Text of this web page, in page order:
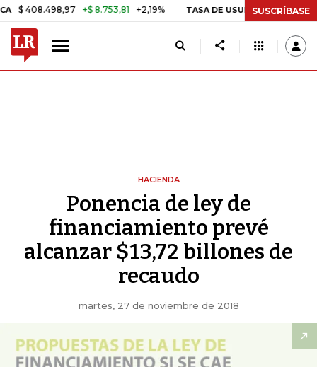
+$ 8.753,81 +2,19% TASA DE USURA CRÉDITO CONSUMO
SUSCRÍBASE
HACIENDA
Ponencia de ley de
financiamiento prevé
alcanzar $13,72 billones de
recaudo
martes, 27 de noviembre de 2018